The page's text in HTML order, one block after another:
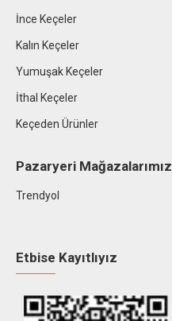
İnce Keçeler
Kalın Keçeler
Yumuşak Keçeler
İthal Keçeler
Keçeden Ürünler
Pazaryeri Mağazalarımız
Trendyol
Etbise Kayıtlıyız